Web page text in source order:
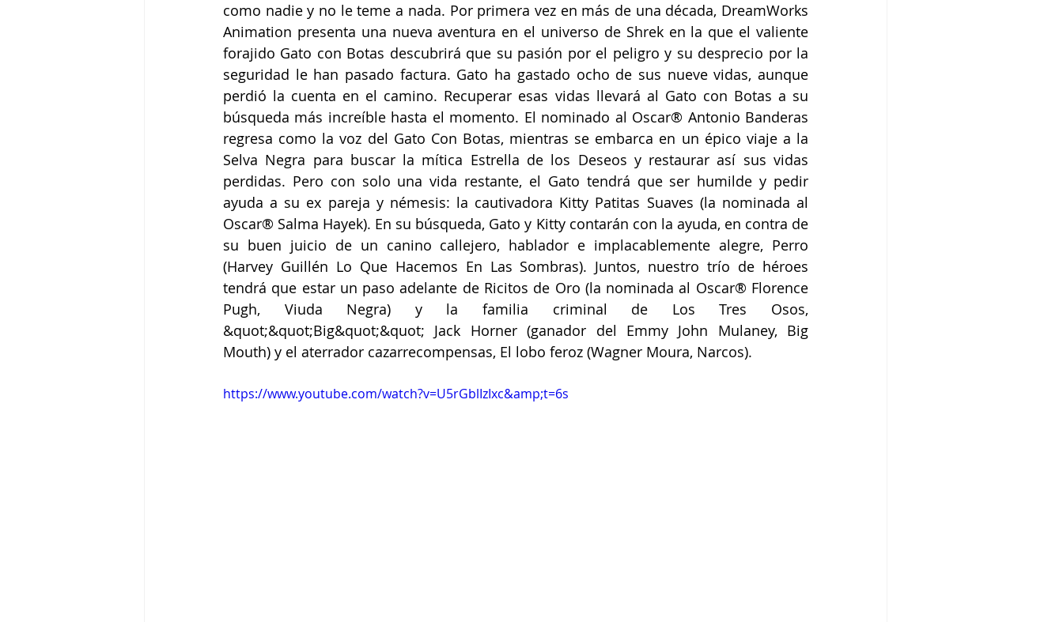
como nadie y no le teme a nada. Por primera vez en más de una década, DreamWorks
Animation presenta una nueva aventura en el universo de Shrek en la que el valiente
forajido Gato con Botas descubrirá que su pasión por el peligro y su desprecio por la
seguridad le han pasado factura. Gato ha gastado ocho de sus nueve vidas, aunque
perdió la cuenta en el camino. Recuperar esas vidas llevará al Gato con Botas a su
búsqueda más increíble hasta el momento. El nominado al Oscar® Antonio Banderas
regresa como la voz del Gato Con Botas, mientras se embarca en un épico viaje a la
Selva Negra para buscar la mítica Estrella de los Deseos y restaurar así sus vidas
perdidas. Pero con solo una vida restante, el Gato tendrá que ser humilde y pedir
ayuda a su ex pareja y némesis: la cautivadora Kitty Patitas Suaves (la nominada al
Oscar® Salma Hayek). En su búsqueda, Gato y Kitty contarán con la ayuda, en contra de
su buen juicio de un canino callejero, hablador e implacablemente alegre, Perro
(Harvey Guillén Lo Que Hacemos En Las Sombras). Juntos, nuestro trío de héroes
tendrá que estar un paso adelante de Ricitos de Oro (la nominada al Oscar® Florence
Pugh, Viuda Negra) y la familia criminal de Los Tres Osos,
&quot;&quot;Big&quot;&quot; Jack Horner (ganador del Emmy John Mulaney, Big
Mouth) y el aterrador cazarrecompensas, El lobo feroz (Wagner Moura, Narcos).
https://www.youtube.com/watch?v=U5rGblIzIxc&amp;t=6s